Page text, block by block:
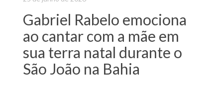
Gabriel Rabelo emociona
ao cantar com a mãe em
sua terra natal durante o
São João na Bahia